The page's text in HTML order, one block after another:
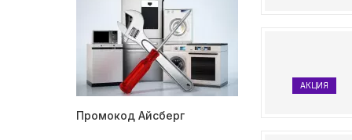
Промокод Айсберг
АКЦИЯ